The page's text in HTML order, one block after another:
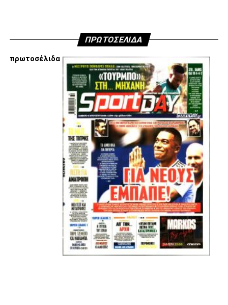
είναι αυτές που τους θέτουν εκτός κάδρου για εμάς
ADVERTISEMENT
Εμείς είμαστε μόνο Π.Α.Ο.Κ.
Μόνο τα 4 γράμματα έχουν σημασία για εμάς και
ΚΑΝΕΝΑΣ δεν είναι πάνω απο αυτά τα ιερά γράμματα.
ΠΡΩΤΟΣΕΛΙΔΑ
πρωτοσέλιδα